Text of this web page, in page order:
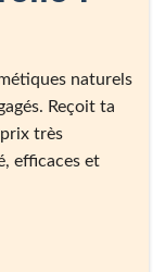
naturels
Reçoit ta
très
efficaces et